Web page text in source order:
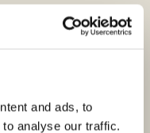
and ads, to
analyse our traffic.